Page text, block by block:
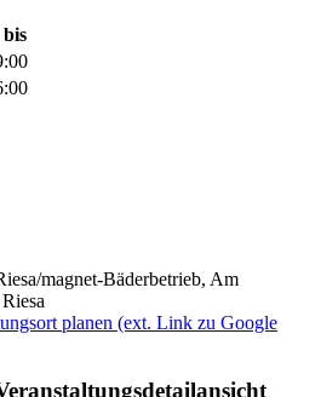
bis
magnet-Bäderbetrieb, Am
planen (ext. Link zu Google